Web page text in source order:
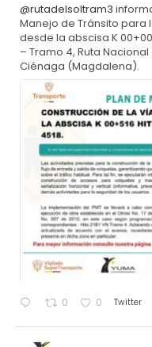
@rutadelsoltram3
Manejo de Tránsito para
desde la abscisa K
– Tramo 4, Ruta
Ciénaga (Magdalena).
0 0 Twitter